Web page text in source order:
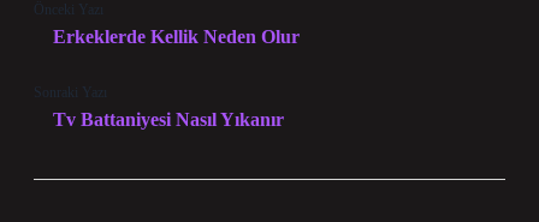
Önceki Yazı
Erkeklerde Kellik Neden Olur
Sonraki Yazı
Tv Battaniyesi Nasıl Yıkanır